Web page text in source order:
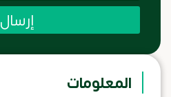
إرسال
المعلومات